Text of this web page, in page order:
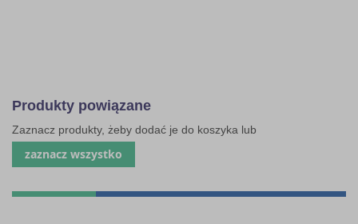
Produkty powiązane
Zaznacz produkty, żeby dodać je do koszyka lub
zaznacz wszystko